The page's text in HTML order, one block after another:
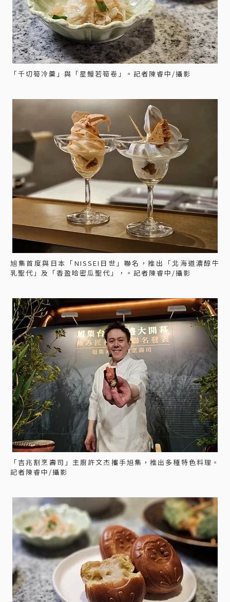
「千切筍冷羹」與「星鰻若筍卷」。記者陳睿中/攝影
旭集首度與日本「NISSEI日世」聯名，推出「北海道濃醇牛
乳聖代」及「香盈哈密瓜聖代」，。記者陳睿中/攝影
「吉兆割烹壽司」主廚許文杰攜手旭集，推出多種特色料理。
記者陳睿中/攝影